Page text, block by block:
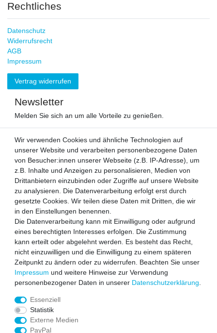
Rechtliches
Datenschutz
Widerrufsrecht
AGB
Impressum
Vertrag widerrufen
Newsletter
Melden Sie sich an um alle Vorteile zu genießen.
E-MAIL **
Newsletter
Honig
Daten­schutz­erklärung
Meine Einwilligung kann ich jederzeit widerrufen.**
** Hierbei handelt es sich um ein Pflichtfeld.
Zahlen Sie bequem per
gesichert durch
Wir verwenden Cookies und ähnliche Technologien auf
unserer Website und verarbeiten personenbezogene Daten
von Besucher:innen unserer Webseite (z.B. IP-Adresse), um
z.B. Inhalte und Anzeigen zu personalisieren, Medien von
Drittanbietern einzubinden oder Zugriffe auf unsere Website
zu analysieren. Die Datenverarbeitung erfolgt erst durch
gesetzte Cookies. Wir teilen diese Daten mit Dritten, die wir
in den Einstellungen benennen.
Die Datenverarbeitung kann mit Einwilligung oder aufgrund
eines berechtigten Interesses erfolgen. Die Zustimmung
kann erteilt oder abgelehnt werden. Es besteht das Recht,
nicht einzuwilligen und die Einwilligung zu einem späteren
Zeitpunkt zu ändern oder zu widerrufen. Beachten Sie unser
Impressum und weitere Hinweise zur Verwendung
personenbezogener Daten in unserer Daten­schutz­erklärung
Essenziell
Statistik
Externe Medien
PayPal